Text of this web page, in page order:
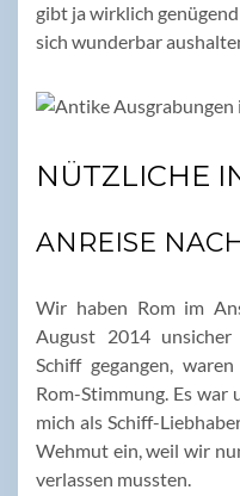
gibt ja wirklich
sich wunderbar
NÜTZLICHE
ANREISE
Wir haben Rom im
August 2014
Schiff gegangen,
Rom-Stimmung. Es
mich als Schiff-
Wehmut ein, weil wir
verlassen mussten.